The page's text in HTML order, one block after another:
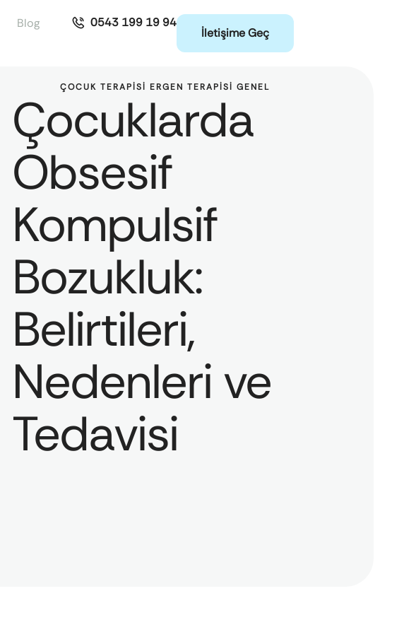
Blog
0543 199 19 94
İletişime Geç
ÇOCUK TERAPISI ERGEN TERAPISI GENEL
Çocuklarda
Obsesif
Kompulsif
Bozukluk:
Belirtileri,
Nedenleri ve
Tedavisi